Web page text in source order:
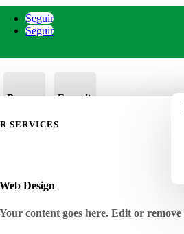
Seguir
Seguir
Buscar Favoritos
SERVICES
Web Design
Your content goes here. Edit or